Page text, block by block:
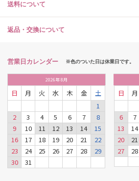
送料について
返品・交換について
営業日カレンダー ※色のついた日は休業日です。
2026年8月
日 月 火 水 木 金
土
1
2
3 4 5 6 7
8
9
10 11 12 13 14
15
16
17 18 19 20 21
22
23
24 25 26 27 28
29
30
31
日 月
6
7
13
14
20
21
27
28